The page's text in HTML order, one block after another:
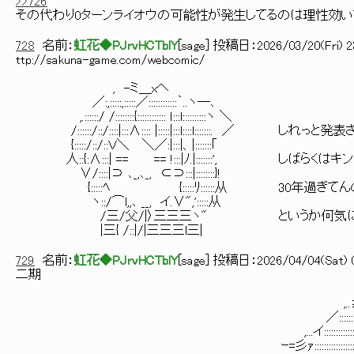
その代わり0ターンライオウの可能性が発生してるのは理性効
728 名前： 虹花◆PJrvHCTblY[ sage ] 投稿日： 2026/03/20(Fri)
ttp://sakuna-game.com/webcomic/
, -ミ＿xヘ
／:,:::::,:::::／::::::::::::｀..ヽ―､
,.::::::/ /::::::::{:::::::::::: ｌ:::l::::::::::ヽ ＼
/::::::/::/::::|:::∧:::: |:::::|:::l::::l:::::::. ／ しれっと発表され
{:::::/::/::Ｖ＼ ＼／:|:::|、|:::::::｢
人::{:∧:::| == == !:::|ﾉ.|:::::::', しばらくはキンタ
∨/::::|⊃ ､_,､_, ⊂⊃:::|::::::::}!
{:::::ﾍ {:::::ﾘ::::::从 30年過ぎてんのは橋渡る
ヽ::/⌒l,,､ __, イ.∨",':::::从
/三/父/|〉三三三ヽ" というか何気におっさ
|三{ /::|/|三三三l三|
729 名前： 虹花◆PJrvHCTblY[ sage ] 投稿日： 2026/04/04(Sat)
二期
／
,...イ
ｰ=彡ｧ::::::::::::::::::::::::::::::::::::::､